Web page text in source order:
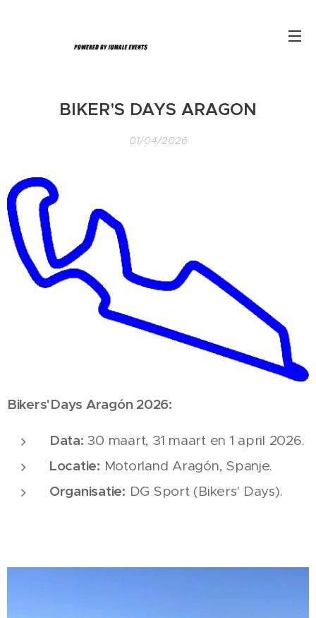
BIKER'S DAYS ARAGON
01/04/2026
Bikers'Days Aragón 2026:
Data: 30 maart, 31 maart en 1 april 2026.
Locatie: Motorland Aragón, Spanje.
Organisatie: DG Sport (Bikers' Days).